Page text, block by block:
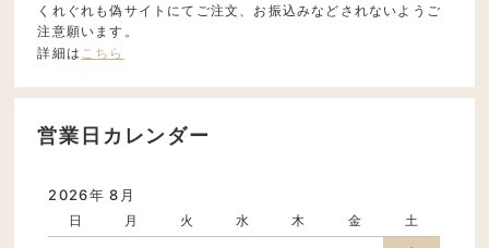
くれぐれも偽サイトにてご注文、お振込みなどされないようご
注意願います。
詳細は こちら
営業日カレンダー
2026年 8月
日 月 火 水 木 金
土